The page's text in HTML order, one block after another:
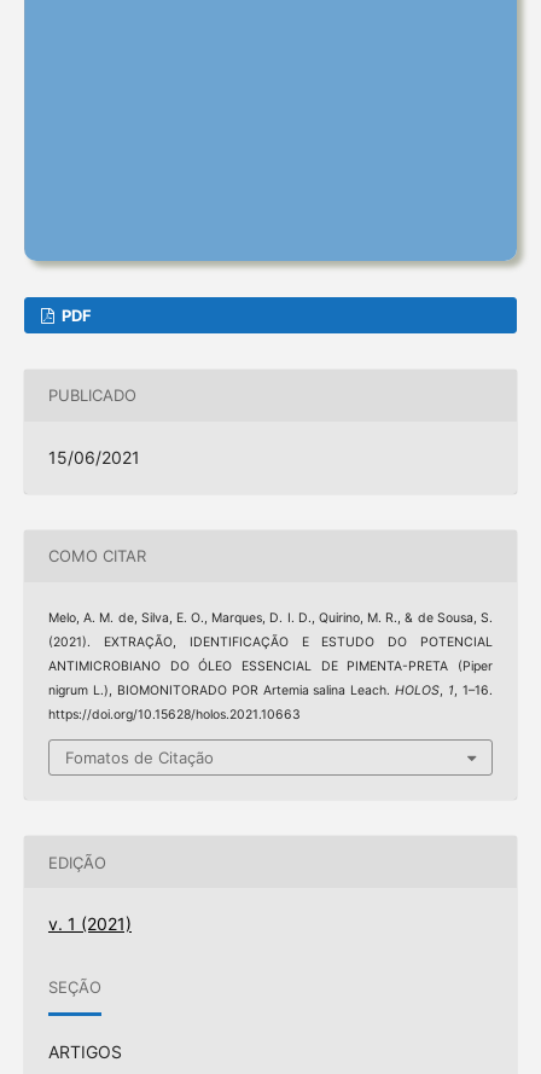
PDF
PUBLICADO
15/06/2021
COMO CITAR
Melo, A. M. de, Silva, E. O., Marques, D. I. D., Quirino, M. R., & de Sousa, S.
(2021). EXTRAÇÃO, IDENTIFICAÇÃO E ESTUDO DO POTENCIAL
ANTIMICROBIANO DO ÓLEO ESSENCIAL DE PIMENTA-PRETA (Piper
nigrum L.), BIOMONITORADO POR Artemia salina Leach.HOLOS, 1, 1–16.
https://doi.org/10.15628/holos.2021.10663
Fomatos de Citação
EDIÇÃO
v. 1 (2021)
SEÇÃO
ARTIGOS